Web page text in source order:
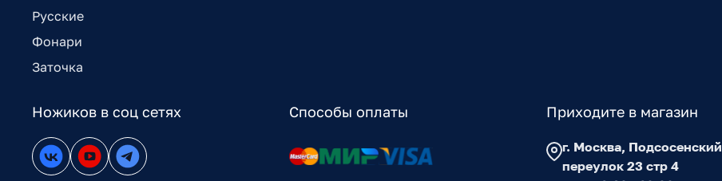
Русские
Фонари
Заточка
Ножиков в соц сетях Способы оплаты Приходите в магазин
г. Москва, Подсосенский
переулок 23 стр 4